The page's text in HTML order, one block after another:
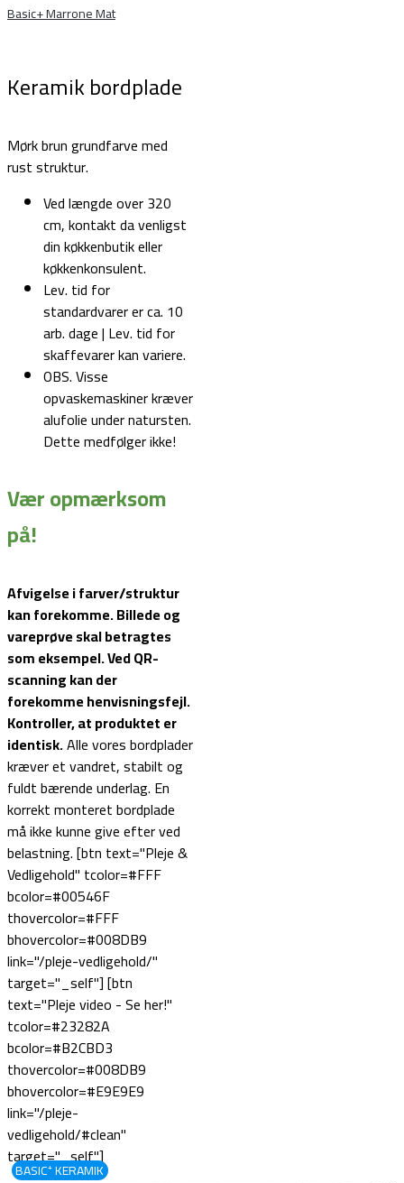
Basic+ Marrone Mat
Keramik bordplade
Mørk brun grundfarve med
rust struktur.
Ved længde over 320
cm, kontakt da venligst
din køkkenbutik eller
køkkenkonsulent.
Lev. tid for
standardvarer er ca. 10
arb. dage | Lev. tid for
skaffevarer kan variere.
OBS. Visse
opvaskemaskiner kræver
alufolie under natursten.
Dette medfølger ikke!
Vær opmærksom
på!
Afvigelse i farver/struktur
kan forekomme. Billede og
vareprøve skal betragtes
som eksempel.Ved QR-
scanning kan der
forekomme henvisningsfejl.
Kontroller, at produktet er
identisk.Alle vores bordplader
kræver et vandret, stabilt og
fuldt bærende underlag. En
korrekt monteret bordplade
må ikke kunne give efter ved
belastning. [btn text="Pleje &
Vedligehold" tcolor=#FFF
bcolor=#00546F
thovercolor=#FFF
bhovercolor=#008DB9
link="/pleje-vedligehold/"
target="_self"] [btn
text="Pleje video - Se her!"
tcolor=#23282A
bcolor=#B2CBD3
thovercolor=#008DB9
bhovercolor=#E9E9E9
link="/pleje-
vedligehold/#clean"
target="_self"]
BASIC⁺ KERAMIK